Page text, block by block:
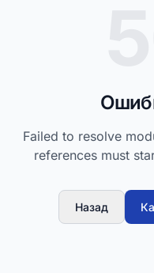
Failed to resolve
references must
Назад